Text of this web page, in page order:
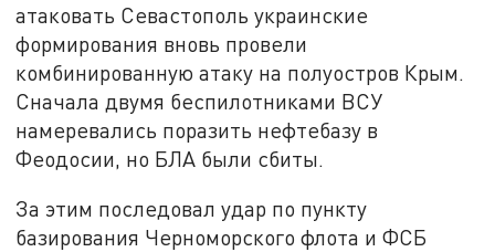
атаковать Севастополь украинские
формирования вновь провели
комбинированную атаку на полуостров Крым.
Сначала двумя беспилотниками ВСУ
намеревались поразить нефтебазу в
Феодосии, но БЛА были сбиты.
За этим последовал удар по пункту
базирования Черноморского флота и ФСБ